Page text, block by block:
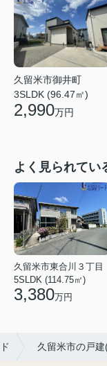
久留米市御井町
3SLDK (96.47㎡)
2,990万円
よく見られてい
久留米市東合川３丁目
5SLDK (114.75㎡)
3,380万円
久留米市の戸